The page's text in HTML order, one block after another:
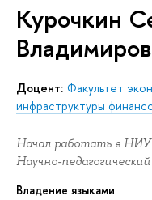
Курочкин
Доцент: Факультет
инфраструктуры
Начал работать в НИУ
Научно-
Владение языками